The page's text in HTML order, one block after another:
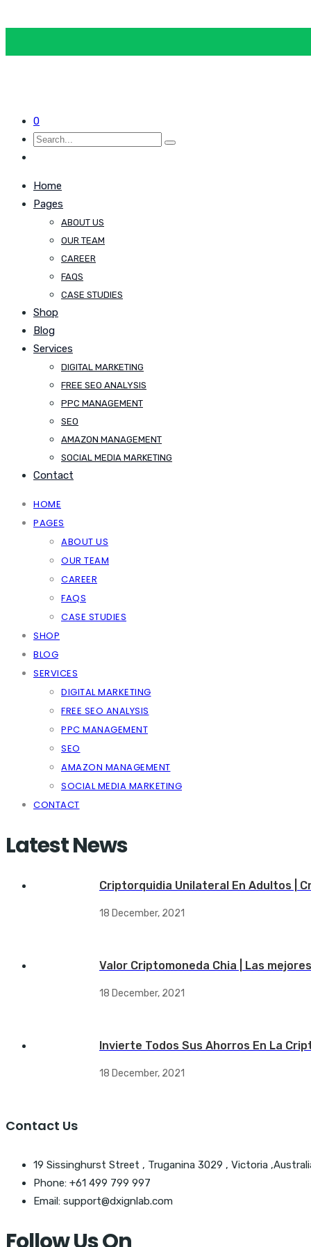
0
Home
Pages
ABOUT US
OUR TEAM
CAREER
FAQS
CASE STUDIES
Shop
Blog
Services
DIGITAL MARKETING
FREE SEO ANALYSIS
PPC MANAGEMENT
SEO
AMAZON MANAGEMENT
SOCIAL MEDIA MARKETING
Contact
HOME
PAGES
ABOUT US
OUR TEAM
CAREER
FAQS
CASE STUDIES
SHOP
BLOG
SERVICES
DIGITAL MARKETING
FREE SEO ANALYSIS
PPC MANAGEMENT
SEO
AMAZON MANAGEMENT
SOCIAL MEDIA MARKETING
CONTACT
Latest News
Criptorquidia Unilateral En Adultos |
18 December, 2021
Valor Criptomoneda Chia | Las
18 December, 2021
Invierte Todos Sus Ahorros En La
18 December, 2021
Contact Us
19 Sissinghurst Street , Truganina 3029 , Victoria
Phone: +61 499 799 997
Email: support@dxignlab.com